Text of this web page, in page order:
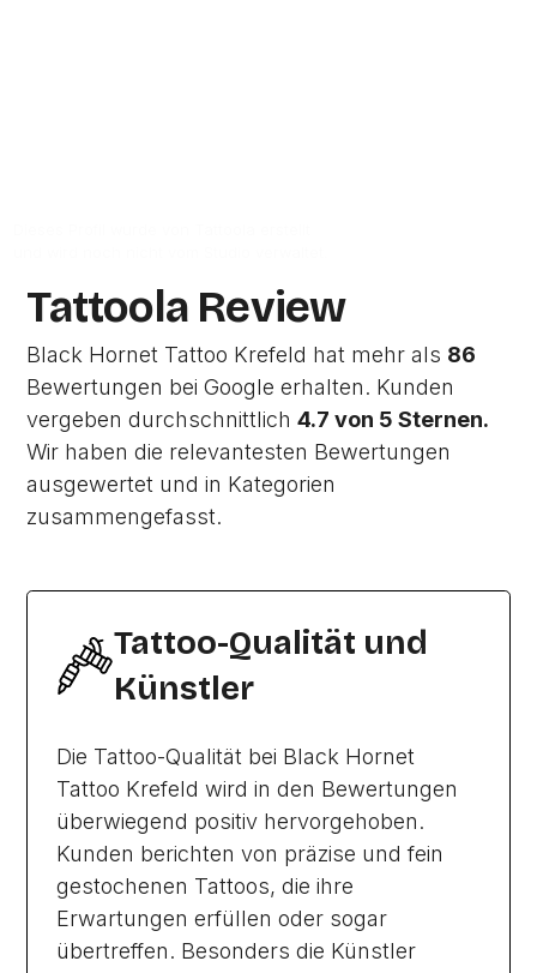
Tattoola Review
Black Hornet Tattoo Krefeld hat mehr als 86
Bewertungen bei Google erhalten. Kunden
vergeben durchschnittlich4.7 von 5 Sternen.
Wir haben die relevantesten Bewertungen
ausgewertet und in Kategorien
zusammengefasst.
Tattoo-Qualität und
Künstler
Die Tattoo-Qualität bei Black Hornet
Tattoo Krefeld wird in den Bewertungen
überwiegend positiv hervorgehoben.
Kunden berichten von präzise und fein
gestochenen Tattoos, die ihre
Erwartungen erfüllen oder sogar
übertreffen. Besonders die Künstler